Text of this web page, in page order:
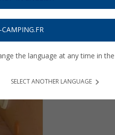
CAMPING.FR
the language at any time in
SELECT ANOTHER LANGUAGE